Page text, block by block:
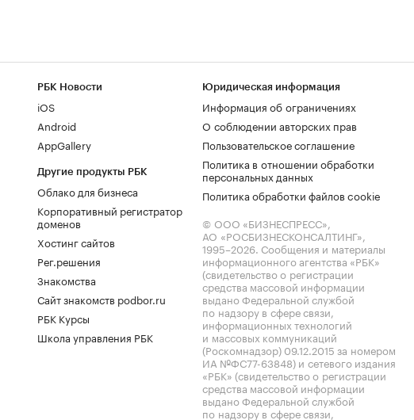
РБК Новости
iOS
Android
AppGallery
Другие продукты РБК
Облако для бизнеса
Корпоративный регистратор
доменов
Хостинг сайтов
Рег.решения
Знакомства
Сайт знакомств podbor.ru
РБК Курсы
Школа управления РБК
Юридическая информация
Информация об ограничениях
О соблюдении авторских прав
Пользовательское соглашение
Политика в отношении обработки
персональных данных
Политика обработки файлов cookie
© ООО «БИЗНЕСПРЕСС»,
АО «РОСБИЗНЕСКОНСАЛТИНГ»,
1995–2026. Сообщения и материалы
информационного агентства «РБК»
(свидетельство о регистрации
средства массовой информации
выдано Федеральной службой
по надзору в сфере связи,
информационных технологий
и массовых коммуникаций
(Роскомнадзор) 09.12.2015 за номером
ИА №ФС77-63848) и сетевого издания
«РБК» (свидетельство о регистрации
средства массовой информации
выдано Федеральной службой
по надзору в сфере связи,